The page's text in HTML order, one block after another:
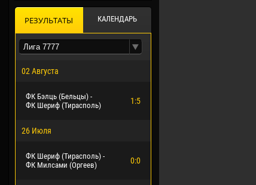
РЕЗУЛЬТАТЫ КАЛЕНДАРЬ
02 Августа
ФК Бэлць (Бельцы) -
ФК Шериф (Тирасполь)
1:5
26 Июля
ФК Шериф (Тирасполь) -
ФК Милсами (Оргеев)
0:0